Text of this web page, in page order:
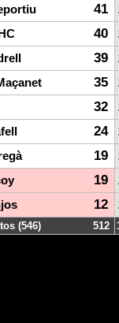
41
40
39
35
32
24
19
19
12
(546) 512